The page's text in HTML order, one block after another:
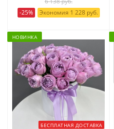
-25%
Экономия 1 228 руб.
НОВИНКА
БЕСПЛАТНАЯ ДОСТАВКА